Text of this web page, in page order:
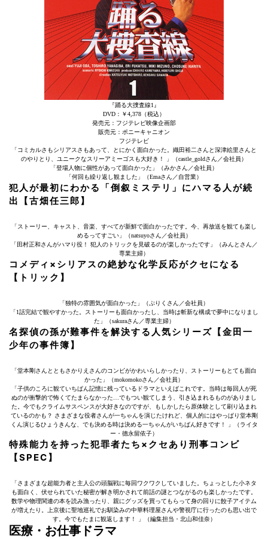
『踊る大捜査線1』
DVD：￥4,378（税込）
発売元：フジテレビ映像企画部
販売元：ポニーキャニオン
フジテレビ
「コミカルさもシリアスさもあって、とにかく面白かった。織田裕二さんと深津絵里さんと
のやりとり、ユニークなスリーアミーゴスも大好き！ 」（castle_goldさん／会社員）
「登場人物に個性があって面白かった」（みかさん／会社員）
「何回も繰り返し観ました」（Emaさん／自営業）
犯人が最初にわかる「倒叙ミステリ」にハマる人が続
出【古畑任三郎】
「ストーリー、キャスト、音楽、すべてが新鮮で面白かったです。今、再放送を観ても楽し
めるってすごい」（natsuyoさん／会社員）
「田村正和さんがハマり役！ 犯人のトリックを見破るのが楽しかったです」（みんとさん／
専業主婦）
コメディ×シリアスの絶妙な化学反応がクセになる
【トリック】
「独特の雰囲気が面白かった」（ぷりくさん／会社員）
「1話完結で観やすかった。ストーリーも面白かったし、当時は斬新な構成で夢中になりまし
た」（sakuraさん／専業主婦）
名探偵の孫が難事件を解決する人気シリーズ【金田一
少年の事件簿】
「堂本剛さんとともさかりえさんのコンビがかわいらしかったり、ストーリーもとても面白
かった」（mokomokoさん／会社員）
「子供のころに観ていちばん記憶に残っているドラマといえばこれです。当時は毎回人が死
ぬのが衝撃的で怖くてたまらなかった…でもつい観てしまう、引き込まれるものがありまし
た。今でもクライムサスペンスが大好きなのですが、もしかしたら原体験として刷り込まれ
ているのかも？ さまざまな役者さんが一ちゃんを演じたけれど、個人的にはやっぱり堂本剛
くん演じるひょうきんな、でも決める時は決める一ちゃんがいちばん好きです！ 」（ライタ
ー・德永留依子）
特殊能力を持った犯罪者たち×クセあり刑事コンビ
【SPEC】
「さまざまな超能力者と主人公の頭脳戦に毎回ワクワクしていました。ちょっとした小ネタ
も面白く、伏せられていた秘密が解き明かされて前話の謎とつながるのも楽しかったです。
数学や物理関連の本を読み漁ったり、親にグッズを買ってもらって身の回りに餃子アイテム
が増えたり。上京後に聖地巡礼でお馴染みの中華料理屋さんや警視庁に行ったのも思い出で
す。今でもたまに観返します！ 」（編集担当・北山和佳奈）
医療・お仕事ドラマ